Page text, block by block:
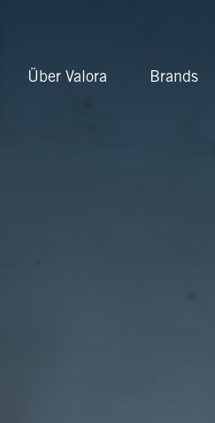
Über Valora Brands